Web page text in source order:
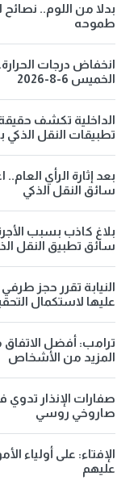
بدلا من اللوم..
طموحه
انخفاض درجات
الخميس 6-8-2026
الداخلية تكشف
تطبيقات النقل الذكي
بعد إثارة الرأي
سائق النقل الذكي
بلاغ كاذب بسبب
سائق تطبيق النقل
النيابة تقرر حجز
عليها لاستكمال
ترامب: أفضل الاتفاق
المزيد من الأشخاص
صفارات الإنذار
صاروخي روسي
الإفتاء: على أولياء
عليهم